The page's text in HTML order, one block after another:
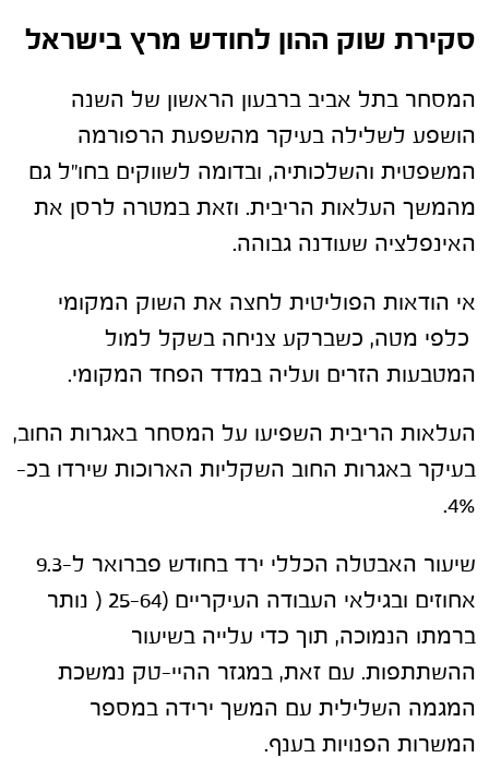
סקירת שוק ההון לחודש מרץ בישראל
המסחר בתל אביב ברבעון הראשון של השנה
הושפע לשלילה בעיקר מהשפעת הרפורמה
המשפטית והשלכותיה, ובדומה לשווקים בחו"ל גם
מהמשך העלאות הריבית. וזאת במטרה לרסן את
האינפלציה שעודנה גבוהה.
אי הודאות הפוליטית לחצה את השוק המקומי
כלפי מטה, כשברקע צניחה בשקל למול
המטבעות הזרים ועליה במדד הפחד המקומי.
העלאות הריבית השפיעו על המסחר באגרות החוב,
בעיקר באגרות החוב השקליות הארוכות שירדו בכ-
4%.
שיעור האבטלה הכללי ירד בחודש פברואר ל-9.3
אחוזים ובגילאי העבודה העיקריים (25-64 ( נותר
ברמתו הנמוכה, תוך כדי עלייה בשיעור
ההשתתפות. עם זאת, במגזר ההיי-טק נמשכת
המגמה השלילית עם המשך ירידה במספר
המשרות הפנויות בענף.